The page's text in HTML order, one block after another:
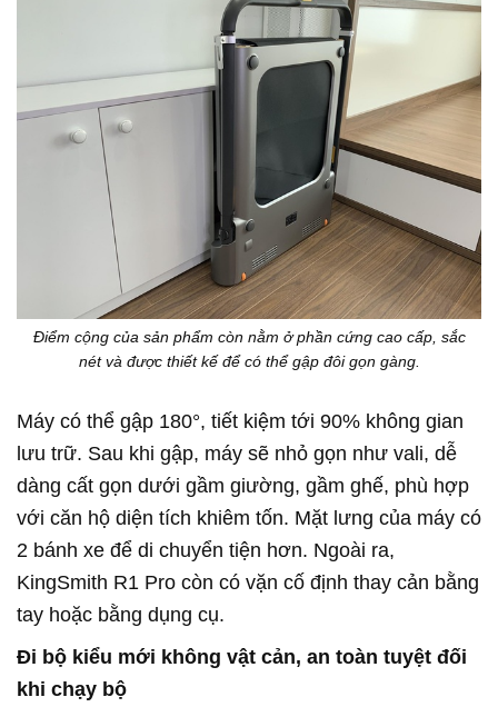
Điểm cộng của sản phẩm còn nằm ở phần cứng cao cấp, sắc
nét và được thiết kế để có thể gập đôi gọn gàng.
Máy có thể gập 180°, tiết kiệm tới 90% không gian
lưu trữ. Sau khi gập, máy sẽ nhỏ gọn như vali, dễ
dàng cất gọn dưới gầm giường, gầm ghế, phù hợp
với căn hộ diện tích khiêm tốn. Mặt lưng của máy có
2 bánh xe để di chuyển tiện hơn. Ngoài ra,
KingSmith R1 Pro còn có vặn cố định thay cản bằng
tay hoặc bằng dụng cụ.
Đi bộ kiểu mới không vật cản, an toàn tuyệt đối
khi chạy bộ